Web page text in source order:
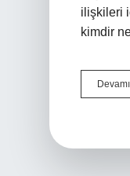
ilişkileri
kimdir